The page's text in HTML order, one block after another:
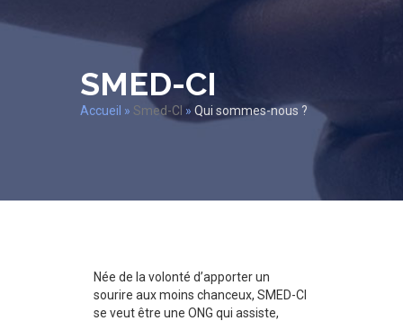
SMED-CI
Accueil » Smed-CI » Qui sommes-nous ?
Née de la volonté d’apporter un
sourire aux moins chanceux, SMED-CI
se veut être une ONG qui assiste,